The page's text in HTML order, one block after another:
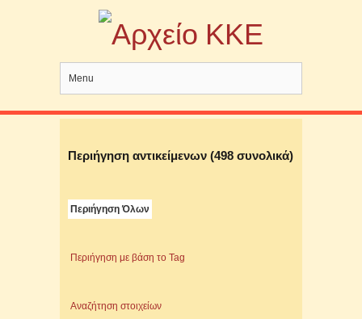
Menu
Περιήγηση αντικείμενων (498 συνολικά)
Περιήγηση Όλων
Περιήγηση με βάση το Tag
Αναζήτηση στοιχείων